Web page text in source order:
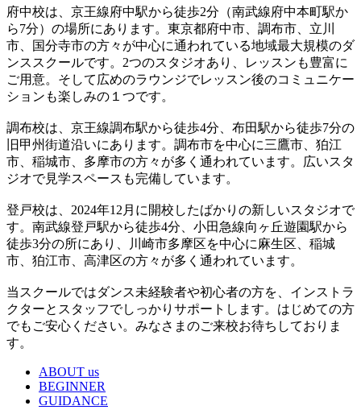
府中校は、京王線府中駅から徒歩2分（南武線府中本町駅か
ら7分）の場所にあります。東京都府中市、調布市、立川
市、国分寺市の方々が中心に通われている地域最大規模のダ
ンススクールです。2つのスタジオあり、レッスンも豊富に
ご用意。そして広めのラウンジでレッスン後のコミュニケー
ションも楽しみの１つです。
調布校は、京王線調布駅から徒歩4分、布田駅から徒歩7分の
旧甲州街道沿いにあります。調布市を中心に三鷹市、狛江
市、稲城市、多摩市の方々が多く通われています。広いスタ
ジオで見学スペースも完備しています。
登戸校は、2024年12月に開校したばかりの新しいスタジオで
す。南武線登戸駅から徒歩4分、小田急線向ヶ丘遊園駅から
徒歩3分の所にあり、川崎市多摩区を中心に麻生区、稲城
市、狛江市、高津区の方々が多く通われています。
当スクールではダンス未経験者や初心者の方を、インストラ
クターとスタッフでしっかりサポートします。はじめての方
でもご安心ください。みなさまのご来校お待ちしておりま
す。
ABOUT us
BEGINNER
GUIDANCE